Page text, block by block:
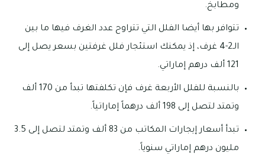
ومطابخ.
تتوافر بها أيضا الفلل التي تتراوح عدد الغرف فيها ما بين
الـ2-4 غرف، إذ يمكنك استئجار فلل غرفتين بسعر يصل إلى
121 ألف درهم إماراتي.
بالنسبة للفلل الأربعة غرف فإن تكلفتها تبدأ من 170 ألف
وتمتد لتصل إلى 198 ألف درهماً إماراتياً.
تبدأ أسعار إيجارات المكاتب من 83 ألف وتمتد لتصل إلى 3.5
مليون درهم إماراتي سنوياً.